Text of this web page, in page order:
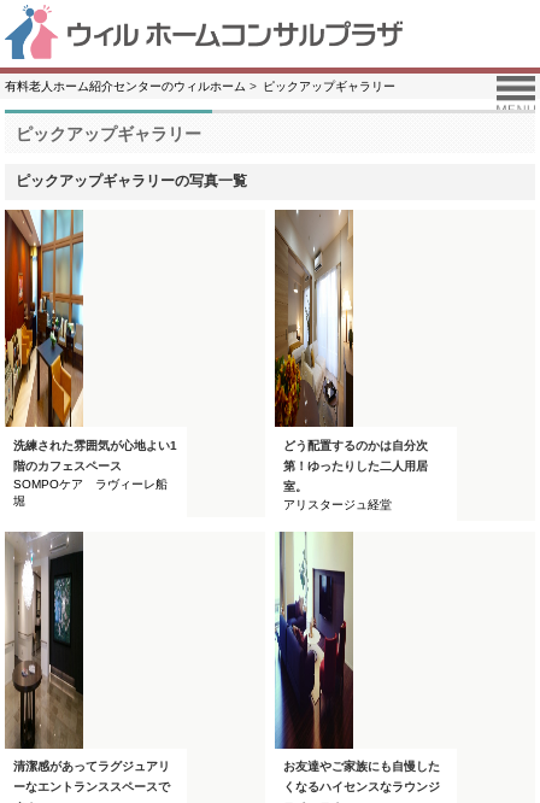
有料老人ホーム紹介センターのウィルホーム ピックアップギャラリー
ピックアップギャラリー
ピックアップギャラリーの写真一覧
洗練された雰囲気が心地よい1
階のカフェスペース
SOMPOケア ラヴィーレ船
堀
どう配置するのかは自分次
第！ゆったりした二人用居
室。
アリスタージュ経堂
清潔感があってラグジュアリ
ーなエントランススペースで
お友達やご家族にも自慢した
くなるハイセンスなラウンジ